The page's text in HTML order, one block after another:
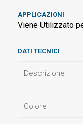
APPLICAZIONI
Viene Utilizzato
DATI TECNICI
Descrizione
Colore